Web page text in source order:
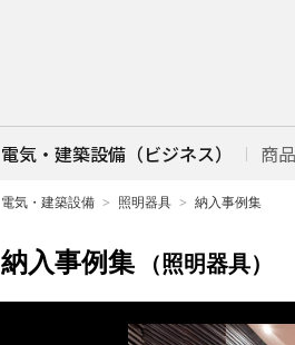
電気・建築設備（ビジネス） 商
電気・建築設備 照明器具 納入事例集
納入事例集 （照明器具）